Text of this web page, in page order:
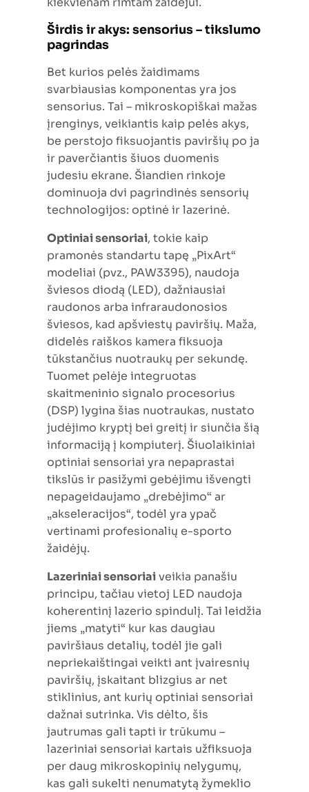
Širdis ir akys: sensorius – tikslumo
pagrindas
Bet kurios pelės žaidimams
svarbiausias komponentas yra jos
sensorius. Tai – mikroskopiškai mažas
įrenginys, veikiantis kaip pelės akys,
be perstojo fiksuojantis paviršių po ja
ir paverčiantis šiuos duomenis
judesiu ekrane. Šiandien rinkoje
dominuoja dvi pagrindinės sensorių
technologijos: optinė ir lazerinė.
Optiniai sensoriai, tokie kaip
pramonės standartu tapę „PixArt“
modeliai (pvz., PAW3395), naudoja
šviesos diodą (LED), dažniausiai
raudonos arba infraraudonosios
šviesos, kad apšviestų paviršių. Maža,
didelės raiškos kamera fiksuoja
tūkstančius nuotraukų per sekundę.
Tuomet pelėje integruotas
skaitmeninio signalo procesorius
(DSP) lygina šias nuotraukas, nustato
judėjimo kryptį bei greitį ir siunčia šią
informaciją į kompiuterį. Šiuolaikiniai
optiniai sensoriai yra nepaprastai
tikslūs ir pasižymi gebėjimu išvengti
nepageidaujamo „drebėjimo“ ar
„akseleracijos“, todėl yra ypač
vertinami profesionalių e-sporto
žaidėjų.
Lazeriniai sensoriaiveikia panašiu
principu, tačiau vietoj LED naudoja
koherentinį lazerio spindulį. Tai leidžia
jiems „matyti“ kur kas daugiau
paviršiaus detalių, todėl jie gali
nepriekaištingai veikti ant įvairesnių
paviršių, įskaitant blizgius ar net
stiklinius, ant kurių optiniai sensoriai
dažnai sutrinka. Vis dėlto, šis
jautrumas gali tapti ir trūkumu –
lazeriniai sensoriai kartais užfiksuoja
per daug mikroskopinių nelygumų,
kas gali sukelti nenumatytą žymeklio